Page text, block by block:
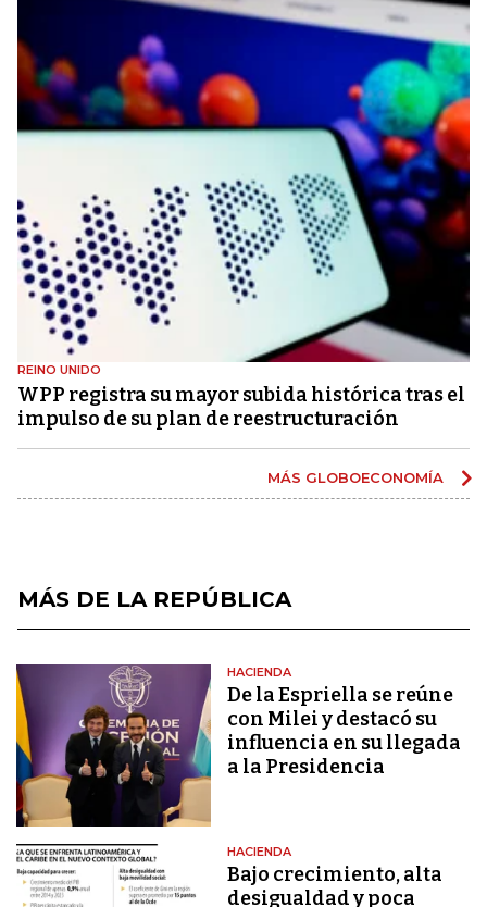
REINO UNIDO
WPP registra su mayor subida histórica tras el
impulso de su plan de reestructuración
MÁS GLOBOECONOMÍA
MÁS DE LA REPÚBLICA
HACIENDA
De la Espriella se reúne
con Milei y destacó su
influencia en su llegada
a la Presidencia
HACIENDA
Bajo crecimiento, alta
desigualdad y poca